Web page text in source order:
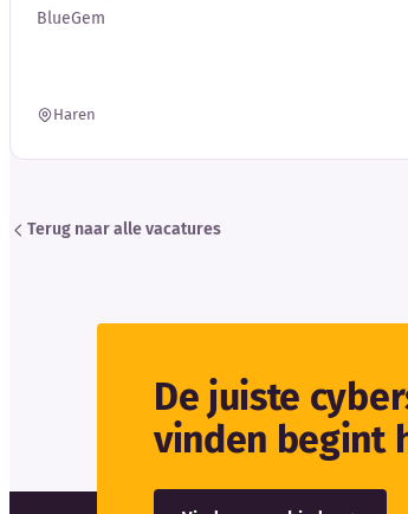
BlueGem
Haren
Terug naar alle vacatures
De juiste
vinden begint